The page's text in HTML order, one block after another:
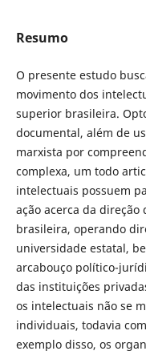
Resumo
O presente estudo
movimento dos
superior brasileira.
documental, além de
marxista por
complexa, um todo
intelectuais possuem
ação acerca da
brasileira, operando
universidade estatal,
arcabouço político-
das instituições
os intelectuais não se
individuais, todavia
exemplo disso, os